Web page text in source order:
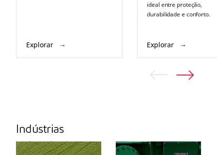
Explorar
ideal entre proteção,
durabilidade e conforto.
Explorar
Indústrias